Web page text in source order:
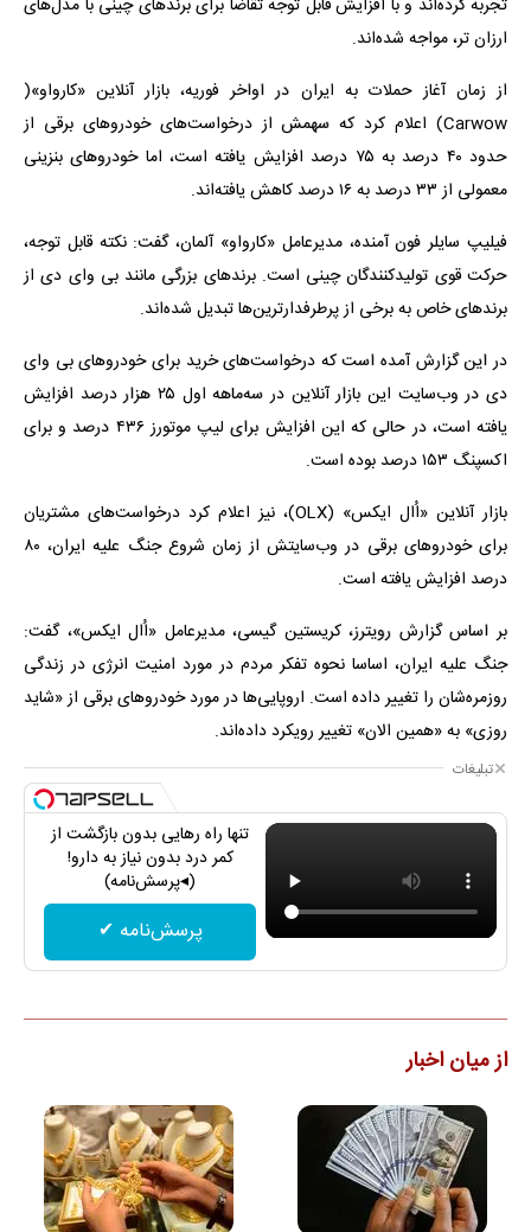
ارزان تر، مواجه شده‌اند.
از زمان آغاز حملات به ایران در اواخر فوریه، بازار آنلاین «کارواو»(
Carwow) اعلام کرد که سهمش از درخواست‌های خودروهای برقی از
حدود ۴۰ درصد به ۷۵ درصد افزایش یافته است، اما خودروهای بنزینی
معمولی از ۳۳ درصد به ۱۶ درصد کاهش یافته‌اند.
فیلیپ سایلر فون آمنده، مدیرعامل «کارواو» آلمان، گفت: نکته قابل توجه،
حرکت قوی تولیدکنندگان چینی است. برندهای بزرگی مانند بی وای دی از
برندهای خاص به برخی از پرطرفدارترین‌ها تبدیل شده‌اند.
در این گزارش آمده است که درخواست‌های خرید برای خودروهای بی وای
دی در وب‌سایت این بازار آنلاین در سه‌ماهه اول ۲۵ هزار درصد افزایش
یافته است، در حالی که این افزایش برای لیپ موتورز ۴۳۶ درصد و برای
اکسپنگ ۱۵۳ درصد بوده است.
بازار آنلاین «اُال ایکس» (OLX)، نیز اعلام کرد درخواست‌های مشتریان
برای خودروهای برقی در وب‌سایتش از زمان شروع جنگ علیه ایران، ۸۰
درصد افزایش یافته است.
بر اساس گزارش رویترز، کریستین گیسی، مدیرعامل «اُال ایکس»، گفت:
جنگ علیه ایران، اساسا نحوه تفکر مردم در مورد امنیت انرژی در زندگی
روزمره‌شان را تغییر داده است. اروپایی‌ها در مورد خودروهای برقی از «شاید
روزی» به «همین الان» تغییر رویکرد داده‌اند.
تبلیغات
تنها راه رهایی بدون بازگشت از
کمر درد بدون نیاز به دارو!
(◂پرسش‌نامه)
پرسش‌نامه ✔
از میان اخبار